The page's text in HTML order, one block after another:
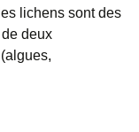
lichens sont des
deux